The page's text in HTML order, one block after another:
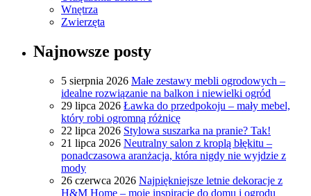
Wnętrza
Zwierzęta
Najnowsze posty
5 sierpnia 2026 Małe zestawy mebli ogrodowych –
idealne rozwiązanie na balkon i niewielki ogród
29 lipca 2026 Ławka do przedpokoju – mały mebel,
który robi ogromną różnicę
22 lipca 2026 Stylowa suszarka na pranie? Tak!
21 lipca 2026 Neutralny salon z kroplą błękitu –
ponadczasowa aranżacja, która nigdy nie wyjdzie z
mody
26 czerwca 2026 Najpiękniejsze letnie dekoracje z
H&M Home – moje inspiracje do domu i ogrodu